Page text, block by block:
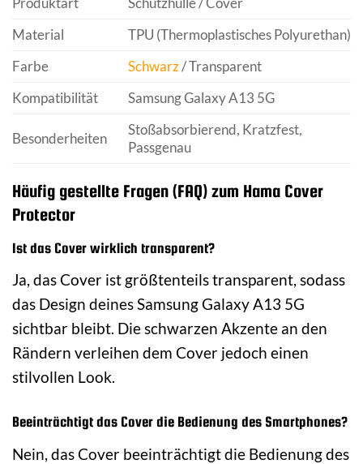
Material
TPU (Thermoplastisches Polyurethan)
Farbe
Schwarz/ Transparent
Kompatibilität
Samsung Galaxy A13 5G
Besonderheiten
Stoßabsorbierend, Kratzfest,
Passgenau
Häufig gestellte Fragen (FAQ) zum Hama Cover
Protector
Ist das Cover wirklich transparent?
Ja, das Cover ist größtenteils transparent, sodass
das Design deines Samsung Galaxy A13 5G
sichtbar bleibt. Die schwarzen Akzente an den
Rändern verleihen dem Cover jedoch einen
stilvollen Look.
Beeinträchtigt das Cover die Bedienung des Smartphones?
Nein, das Cover beeinträchtigt die Bedienung des